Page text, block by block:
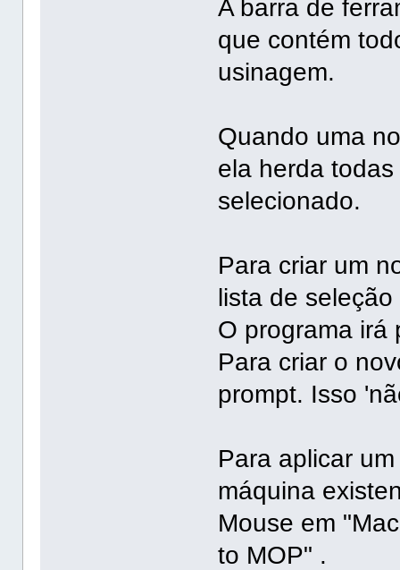
A barra de
que contém
usinagem.
Quando uma
ela herda
selecionado.
Para criar um
lista de
O programa irá
Para criar o
prompt. Isso
Para aplicar
máquina
Mouse em
to MOP" .